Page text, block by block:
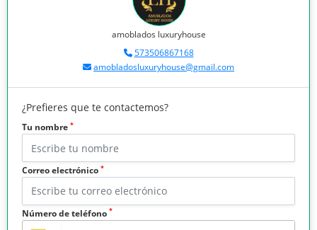
amoblados luxuryhouse
573506867168
amobladosluxuryhouse@gmail.com
¿Prefieres que te contactemos?
Tu nombre *
Correo electrónico *
Número de teléfono *